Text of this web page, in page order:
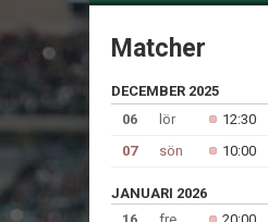
Matcher
DECEMBER 2025
06
lör 12:30
07
sön 10:00
JANUARI 2026